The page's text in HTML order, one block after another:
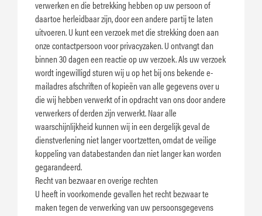
verwerken en die betrekking hebben op uw persoon of
daartoe herleidbaar zijn, door een andere partij te laten
uitvoeren. U kunt een verzoek met die strekking doen aan
onze contactpersoon voor privacyzaken. U ontvangt dan
binnen 30 dagen een reactie op uw verzoek. Als uw verzoek
wordt ingewilligd sturen wij u op het bij ons bekende e-
mailadres afschriften of kopieën van alle gegevens over u
die wij hebben verwerkt of in opdracht van ons door andere
verwerkers of derden zijn verwerkt. Naar alle
waarschijnlijkheid kunnen wij in een dergelijk geval de
dienstverlening niet langer voortzetten, omdat de veilige
koppeling van databestanden dan niet langer kan worden
gegarandeerd.
Recht van bezwaar en overige rechten
U heeft in voorkomende gevallen het recht bezwaar te
maken tegen de verwerking van uw persoonsgegevens